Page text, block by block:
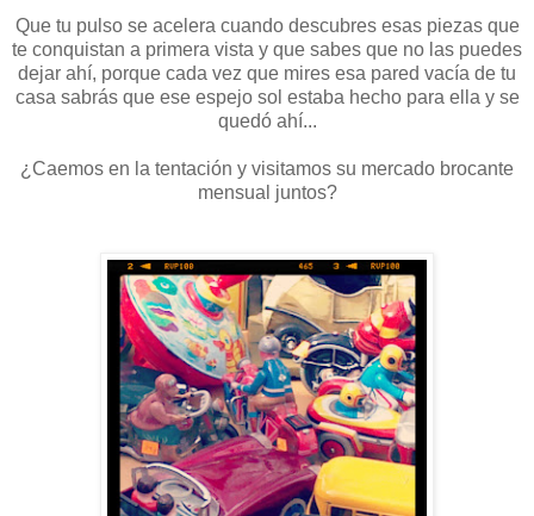
Que tu pulso se acelera cuando descubres esas piezas que
te conquistan a primera vista y que sabes que no las puedes
dejar ahí, porque cada vez que mires esa pared vacía de tu
casa sabrás que ese espejo sol estaba hecho para ella y se
quedó ahí...
¿Caemos en la tentación y visitamos su mercado brocante
mensual juntos?